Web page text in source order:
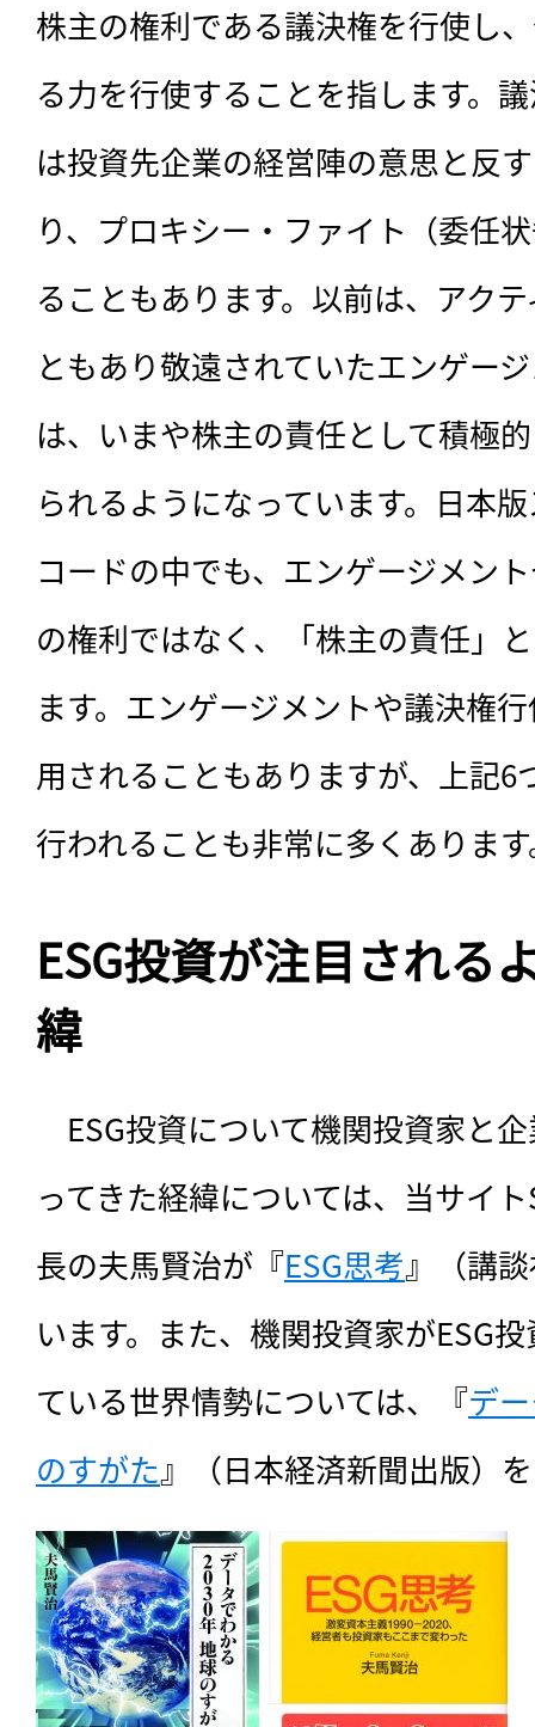
株主の権利である議決権を行使し
る力を行使することを指します。
は投資先企業の経営陣の意思と反
り、プロキシー・ファイト（委任
ることもあります。以前は、アク
ともあり敬遠されていたエンゲー
は、いまや株主の責任として積極
られるようになっています。日本
コードの中でも、エンゲージメン
の権利ではなく、「株主の責任」
ます。エンゲージメントや議決権
用されることもありますが、上記6
行われることも非常に多くありま
ESG投資が注目される
緯
ESG投資について機関投資家と
ってきた経緯については、当サイ
長の夫馬賢治が『ESG思考』（講
います。また、機関投資家がESG
ている世界情勢については、『デ
のすがた』（日本経済新聞出版）